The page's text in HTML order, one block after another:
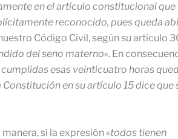
en el artículo constitucional que
reconocido, pues queda
Código Civil, según su artículo
del seno materno«. En
esas veinticuatro horas
en su artículo 15 dice que
si la expresión «todos tienen